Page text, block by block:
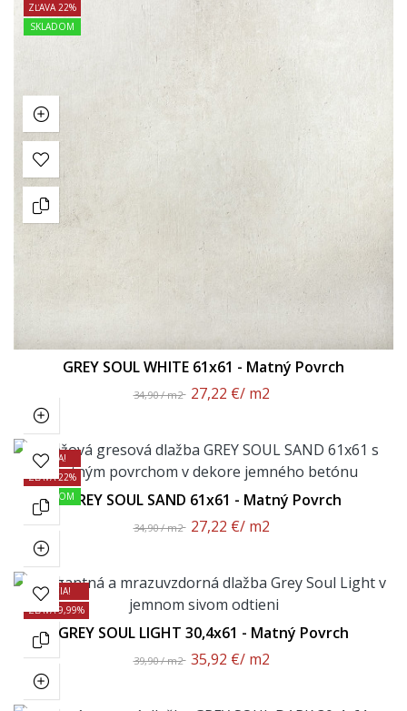
ZĽAVA 22%
SKLADOM
GREY SOUL WHITE 61x61 - Matný Povrch
34,90 / m2 27,22 €/ m2
AKCIA!
ZĽAVA 22%
SKLADOMGREY SOUL SAND 61x61 - Matný Povrch
34,90 / m2 27,22 €/ m2
AKCIA!
ZĽAVA 9,99%
GREY SOUL LIGHT 30,4x61 - Matný Povrch
39,90 / m2 35,92 €/ m2